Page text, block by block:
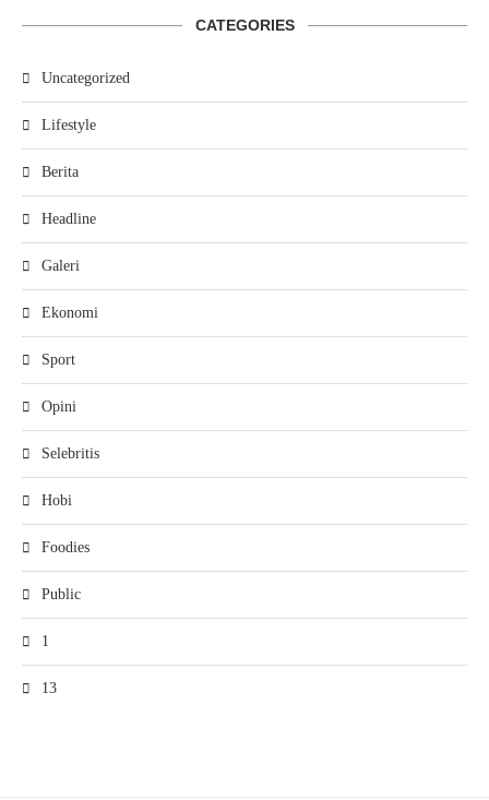
CATEGORIES
Uncategorized
Lifestyle
Berita
Headline
Galeri
Ekonomi
Sport
Opini
Selebritis
Hobi
Foodies
Public
1
13